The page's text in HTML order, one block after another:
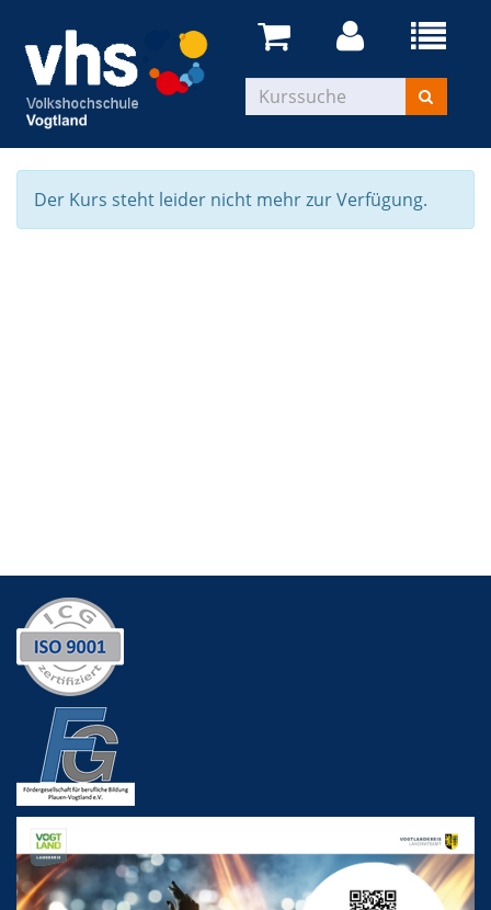
Der Kurs steht leider nicht mehr zur Verfügung.